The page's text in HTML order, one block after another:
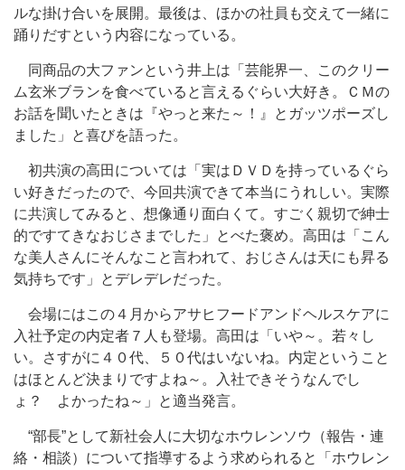
ルな掛け合いを展開。最後は、ほかの社員も交えて一緒に
踊りだすという内容になっている。
同商品の大ファンという井上は「芸能界一、このクリー
ム玄米ブランを食べていると言えるぐらい大好き。ＣＭの
お話を聞いたときは『やっと来た～！』とガッツポーズし
ました」と喜びを語った。
初共演の高田については「実はＤＶＤを持っているぐら
い好きだったので、今回共演できて本当にうれしい。実際
に共演してみると、想像通り面白くて。すごく親切で紳士
的ですてきなおじさまでした」とべた褒め。高田は「こん
な美人さんにそんなこと言われて、おじさんは天にも昇る
気持ちです」とデレデレだった。
会場にはこの４月からアサヒフードアンドヘルスケアに
入社予定の内定者７人も登場。高田は「いや～。若々し
い。さすがに４０代、５０代はいないね。内定ということ
はほとんど決まりですよね～。入社できそうなんでし
ょ？ よかったね～」と適当発言。
“部長”として新社会人に大切なホウレンソウ（報告・連
絡・相談）について指導するよう求められると「ホウレン